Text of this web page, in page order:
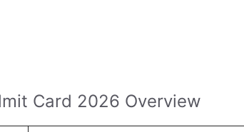
Card 2026 Overview